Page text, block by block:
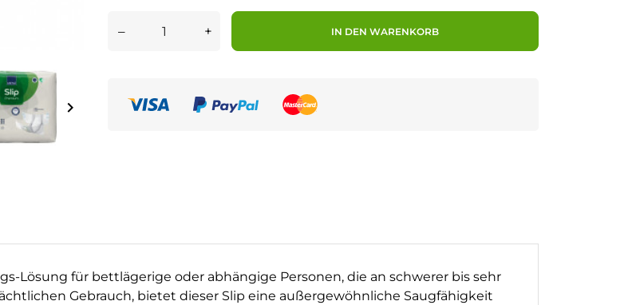
keyboard_arrow_right
– + IN DEN WARENKORB
Lösung für bettlägerige oder abhängige Personen, die an schwerer bis sehr
Gebrauch, bietet dieser Slip eine außergewöhnliche Saugfähigkeit